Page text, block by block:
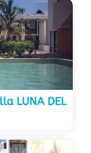
LUNA DEL